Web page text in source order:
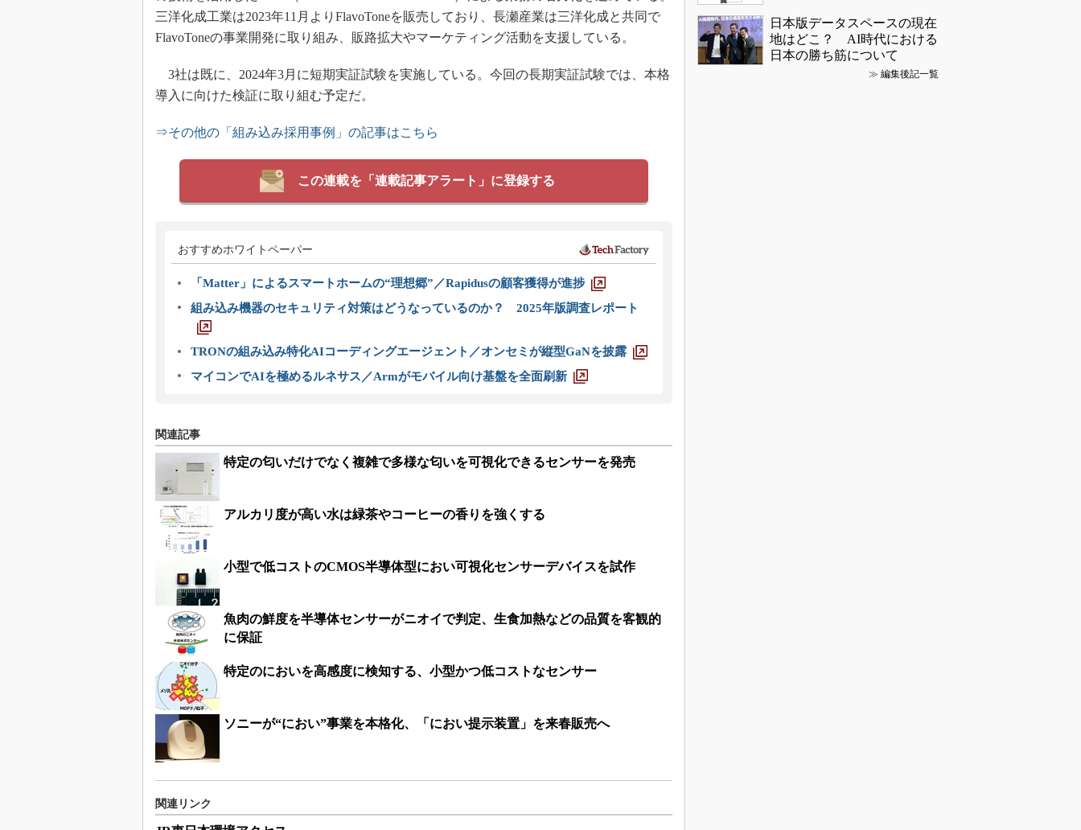
三洋化成工業は2023年11月よりFlavoToneを販売しており、長瀬産業は三洋化成と共同で
FlavoToneの事業開発に取り組み、販路拡大やマーケティング活動を支援している。
3社は既に、2024年3月に短期実証試験を実施している。今回の長期実証試験では、本格
導入に向けた検証に取り組む予定だ。
⇒その他の「組み込み採用事例」の記事はこちら
この連載を「連載記事アラート」に登録する
おすすめホワイトペーパー
「Matter」によるスマートホームの“理想郷”／Rapidusの顧客獲得が進捗
組み込み機器のセキュリティ対策はどうなっているのか？ 2025年版調査レポート
TRONの組み込み特化AIコーディングエージェント／オンセミが縦型GaNを披露
マイコンでAIを極めるルネサス／Armがモバイル向け基盤を全面刷新
関連記事
特定の匂いだけでなく複雑で多様な匂いを可視化できるセンサーを発売
アルカリ度が高い水は緑茶やコーヒーの香りを強くする
小型で低コストのCMOS半導体型におい可視化センサーデバイスを試作
魚肉の鮮度を半導体センサーがニオイで判定、生食加熱などの品質を客観的
に保証
特定のにおいを高感度に検知する、小型かつ低コストなセンサー
ソニーが“におい”事業を本格化、「におい提示装置」を来春販売へ
関連リンク
日本版データスペースの現在
地はどこ？ AI時代における
日本の勝ち筋について
≫ 編集後記一覧